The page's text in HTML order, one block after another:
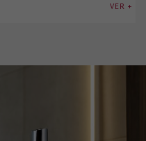
VER +